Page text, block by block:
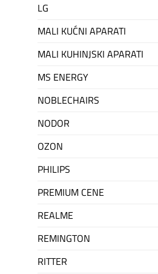
LG
MALI KUĆNI APARATI
MALI KUHINJSKI APARATI
MS ENERGY
NOBLECHAIRS
NODOR
OZON
PHILIPS
PREMIUM CENE
REALME
REMINGTON
RITTER